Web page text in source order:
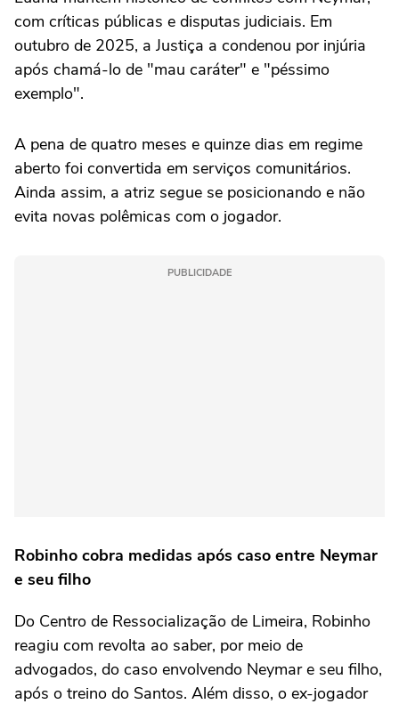
com críticas públicas e disputas judiciais. Em
outubro de 2025, a Justiça a condenou por injúria
após chamá-lo de "mau caráter" e "péssimo
exemplo".
A pena de quatro meses e quinze dias em regime
aberto foi convertida em serviços comunitários.
Ainda assim, a atriz segue se posicionando e não
evita novas polêmicas com o jogador.
PUBLICIDADE
Robinho cobra medidas após caso entre Neymar
e seu filho
Do Centro de Ressocialização de Limeira, Robinho
reagiu com revolta ao saber, por meio de
advogados, do caso envolvendo Neymar e seu filho,
após o treino do Santos. Além disso, o ex-jogador